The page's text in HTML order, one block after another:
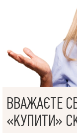
ВВАЖАЄТЕ
«КУПИТИ»